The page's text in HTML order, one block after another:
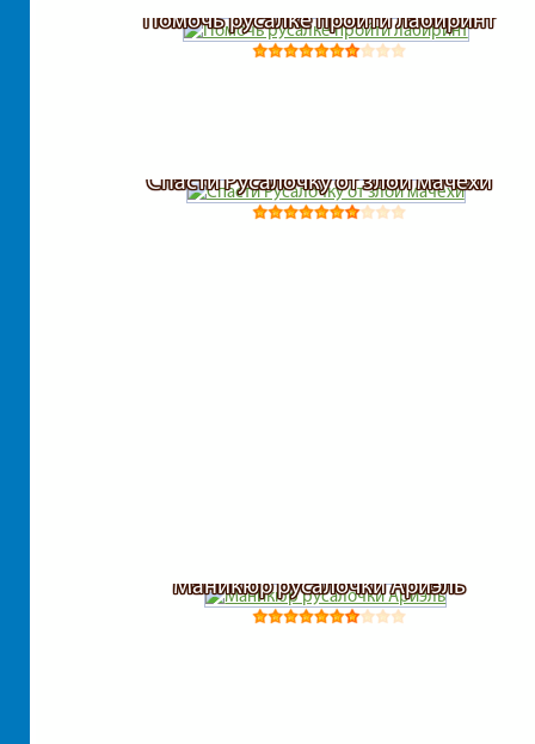
Помочь русалке пройти лабиринт
Спасти Русалочку от злой мачехи
Маникюр русалочки Ариэль